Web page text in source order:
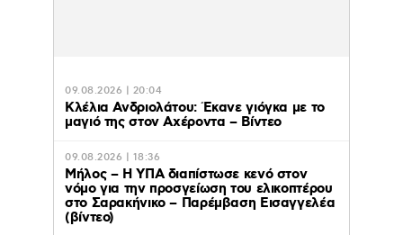
09.08.2026 | 20:04
Κλέλια Ανδριολάτου: Έκανε γιόγκα με το
μαγιό της στον Αχέροντα – Βίντεο
09.08.2026 | 18:36
Μήλος – Η ΥΠΑ διαπίστωσε κενό στον
νόμο για την προσγείωση του ελικοπτέρου
στο Σαρακήνικο – Παρέμβαση Εισαγγελέα
(βίντεο)